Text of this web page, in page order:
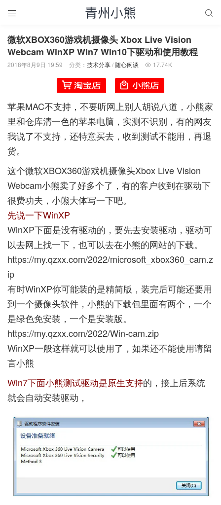
 
微软XBOX360游戏机摄像头 Xbox Live Vision
Webcam WinXP Win7 Win10下驱动和使用教程
2018年8月9日 19:59 分类： 技术分享/随心闲谈  17.74K
苹果MAC不支持，不要听网上别人胡说八道，小熊家
里和仓库清一色的苹果电脑，实测不识别，有的网友
我说了不支持，还特意买去，收到测试不能用，再退
货。
这个微软XBOX360游戏机摄像头Xbox Live Vision
Webcam小熊卖了好多个了，有的客户收到在驱动下
很费功夫，小熊大体写一下吧。
先说一下WinXP
WinXP下面是没有驱动的，要先去安装驱动，驱动可
以去网上找一下，也可以去在小熊的网站的下载。
https://my.qzxx.com/2022/microsoft_xbox360_cam.z
ip
有时WinXP你可能装的是精简版，装完后可能还要用
到一个摄像头软件，小熊的下载包里面有两个，一个
是绿色免安装，一个是安装版。
https://my.qzxx.com/2022/Win-cam.zip
WinXP一般这样就可以使用了，如果还不能使用请留
言小熊
Win7下面小熊测试驱动是原生支持的，接上后系统
就会自动安装驱动，